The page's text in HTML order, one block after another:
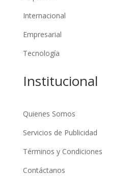
Internacional
Empresarial
Tecnología
Institucional
Quienes Somos
Servicios de Publicidad
Términos y Condiciones
Contáctanos